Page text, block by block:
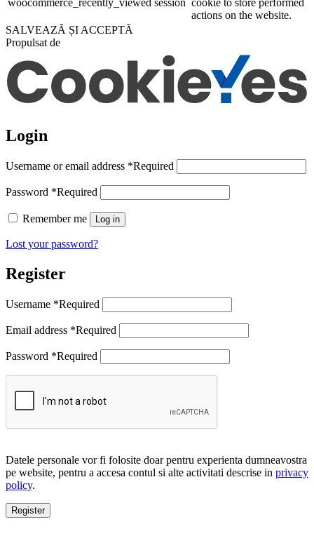
woocommerce_recently_viewed session cookie to store performed
actions on the website.
SALVEAZĂ ȘI ACCEPTĂ
Propulsat de
Login
Username or email address *Required
Password *Required
Remember me Log in
Lost your password?
Register
Username *Required
Email address *Required
Password *Required
Datele personale vor fi folosite doar pentru experienta dumneavostra
pe website, pentru a accesa contul si alte activitati descrise in privacy
policy.
Register